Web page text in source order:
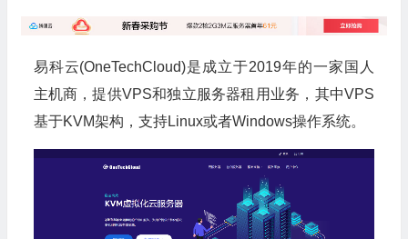
易科云(OneTechCloud)是成立于2019年的一家国人
主机商，提供VPS和独立服务器租用业务，其中VPS
基于KVM架构，支持Linux或者Windows操作系统。